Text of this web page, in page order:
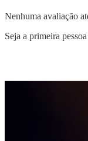
Nenhuma avaliação
Seja a primeira